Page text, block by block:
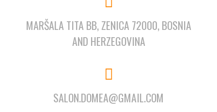
MARŠALA TITA BB, ZENICA 72000, BOSNIA
AND HERZEGOVINA
SALON.DOMEA@GMAIL.COM